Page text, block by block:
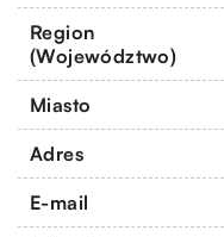
Region
(Województwo)
Miasto
Adres
E-mail